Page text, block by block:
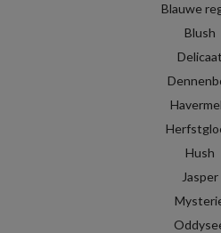
Blauwe
Blush
Delicaat
Hush
Jasper